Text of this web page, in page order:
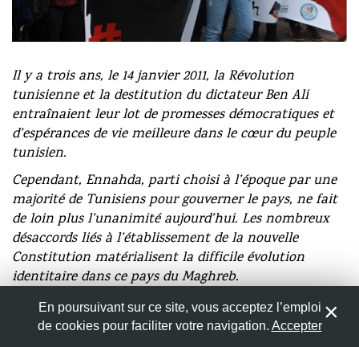
Adresse de messagerie *
le navigateur pour mon prochain commentaire.
Il y a trois ans, le 14 janvier 2011, la Révolution
tunisienne et la destitution du dictateur Ben Ali
entraînaient leur lot de promesses démocratiques et
d’espérances de vie meilleure dans le cœur du peuple
tunisien.
Cependant, Ennahda, parti choisi à l’époque par une
majorité de Tunisiens pour gouverner le pays, ne fait
de loin plus l’unanimité aujourd’hui. Les nombreux
désaccords liés à l’établissement de la nouvelle
Constitution matérialisent la difficile évolution
identitaire dans ce pays du Maghreb.
Dans cet article engagé, j’observe mon pays d’origine
depuis l’étranger et vous propose mes réflexions.
En poursuivant sur ce site, vous acceptez l’emploi
de cookies pour faciliter votre navigation. Accepter